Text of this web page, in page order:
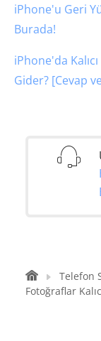
iPhone'u Geri
Burada!
iPhone'da
Gider? [Cevap
Telefon
Fotoğraflar